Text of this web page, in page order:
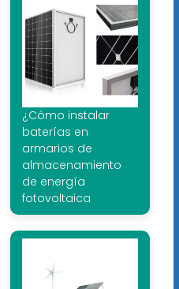
¿Cómo instalar
baterías en
armarios de
almacenamiento
de energía
fotovoltaica